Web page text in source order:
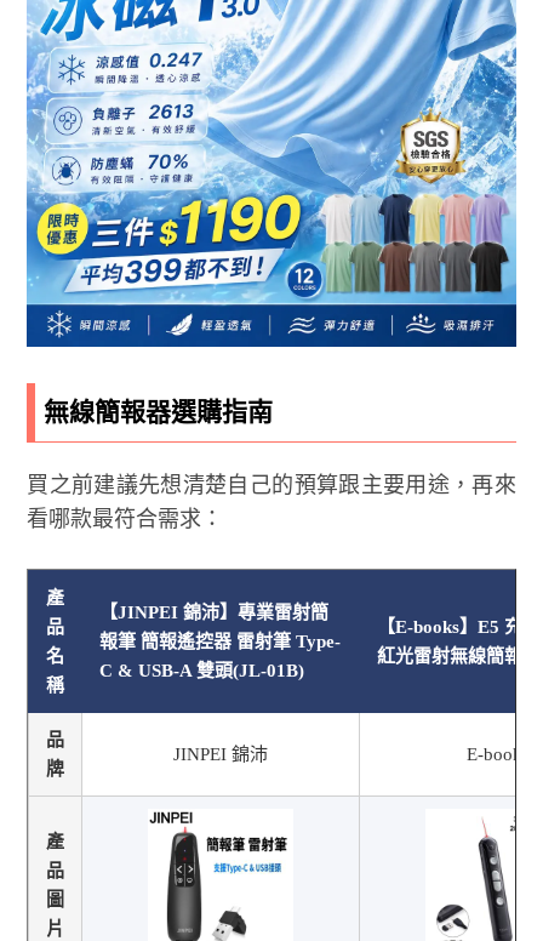
無線簡報器選購指南
買之前建議先想清楚自己的預算跟主要用途，再來
看哪款最符合需求：
產
品
名
稱
【JINPEI 錦沛】專業雷射簡
報筆 簡報遙控器 雷射筆 Type-
C & USB-A 雙頭(JL-01B)
【E-books】E5 充
紅光雷射無線簡報筆
品
牌
JINPEI 錦沛 E-books
產
品
圖
片